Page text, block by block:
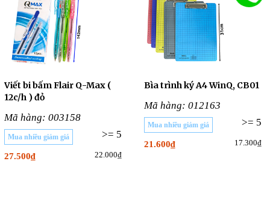
Viết bi bấm Flair Q-Max (
12c/h ) đỏ
Mã hàng: 003158
>= 5
Mua nhiều giảm giá
27.500₫ 22.000₫
Bìa trình ký A4 WinQ, CB01
Mã hàng: 012163
>= 5
Mua nhiều giảm giá
21.600₫ 17.300₫